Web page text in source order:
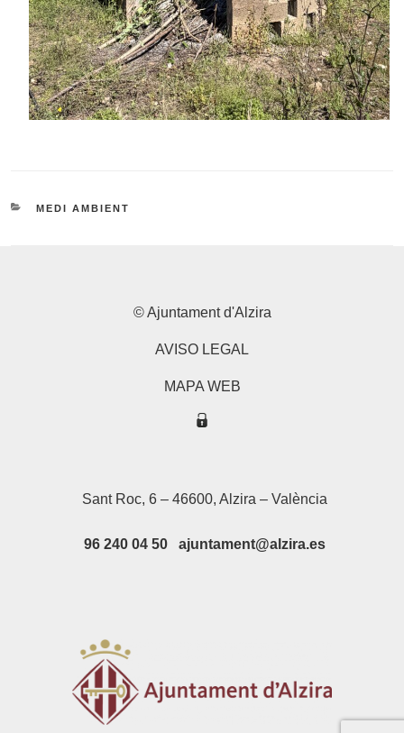
CATEGORIES
MEDI AMBIENT
© Ajuntament d'Alzira
AVISO LEGAL
MAPA WEB
Sant Roc, 6 – 46600, Alzira – València
96 240 04 50 ajuntament@alzira.es